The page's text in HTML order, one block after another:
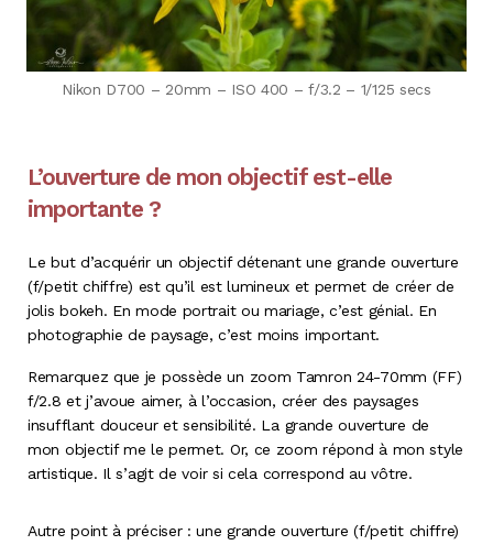
Nikon D700 – 20mm – ISO 400 – f/3.2 – 1/125 secs
L’ouverture de mon objectif est-elle
importante ?
Le but d’acquérir un objectif détenant une grande ouverture
(f/petit chiffre) est qu’il est lumineux et permet de créer de
jolis bokeh. En mode portrait ou mariage, c’est génial. En
photographie de paysage, c’est moins important.
Remarquez que je possède un zoom Tamron 24-70mm (FF)
f/2.8 et j’avoue aimer, à l’occasion, créer des paysages
insufflant douceur et sensibilité. La grande ouverture de
mon objectif me le permet. Or, ce zoom répond à mon style
artistique. Il s’agit de voir si cela correspond au vôtre.
Autre point à préciser : une grande ouverture (f/petit chiffre)